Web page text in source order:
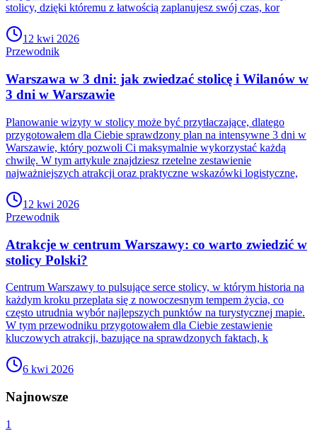
stolicy, dzięki któremu z łatwością zaplanujesz swój czas, kor
12 kwi 2026
Przewodnik
Warszawa w 3 dni: jak zwiedzać stolicę i Wilanów w
3 dni w Warszawie
Planowanie wizyty w stolicy może być przytłaczające, dlatego
przygotowałem dla Ciebie sprawdzony plan na intensywne 3 dni w
Warszawie, który pozwoli Ci maksymalnie wykorzystać każdą
chwilę. W tym artykule znajdziesz rzetelne zestawienie
najważniejszych atrakcji oraz praktyczne wskazówki logistyczne,
12 kwi 2026
Przewodnik
Atrakcje w centrum Warszawy: co warto zwiedzić w
stolicy Polski?
Centrum Warszawy to pulsujące serce stolicy, w którym historia na
każdym kroku przeplata się z nowoczesnym tempem życia, co
często utrudnia wybór najlepszych punktów na turystycznej mapie.
W tym przewodniku przygotowałem dla Ciebie zestawienie
kluczowych atrakcji, bazujące na sprawdzonych faktach, k
6 kwi 2026
Najnowsze
1